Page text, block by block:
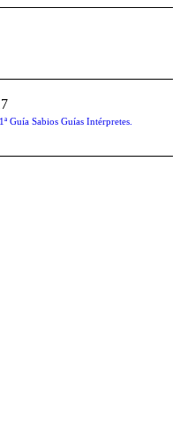
Guía Sabios Guías Intérpretes.